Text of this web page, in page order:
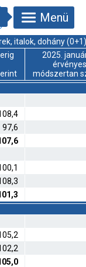
Menü
italok, dohány (0+1)
2025.
érvényes
módszertan
97,6